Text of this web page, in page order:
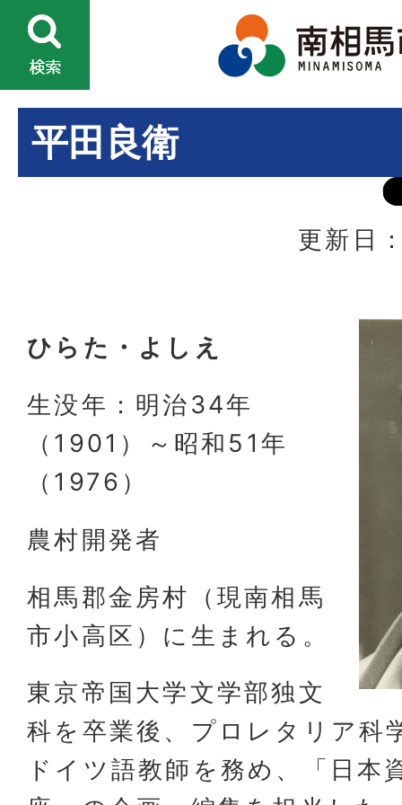
平田良衛
更新日
ひらた・よしえ
生没年：明治34年
（1901）～昭和51年
（1976）
農村開発者
相馬郡金房村（現南相馬
市小高区）に生まれる。
東京帝国大学文学部独文
科を卒業後、プロレタリア科
ドイツ語教師を務め、「日本